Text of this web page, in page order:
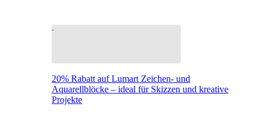
20% Rabatt auf Lumart Zeichen- und
Aquarellblöcke – ideal für Skizzen und kreative
Projekte